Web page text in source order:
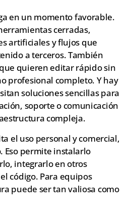
en un momento favorable.
cerradas,
artificiales y flujos que
a terceros. También
quieren editar rápido sin
profesional completo. Y hay
soluciones sencillas para
soporte o comunicación
compleja.
el uso personal y comercial,
Eso permite instalarlo
integrarlo en otros
código. Para equipos
puede ser tan valiosa como